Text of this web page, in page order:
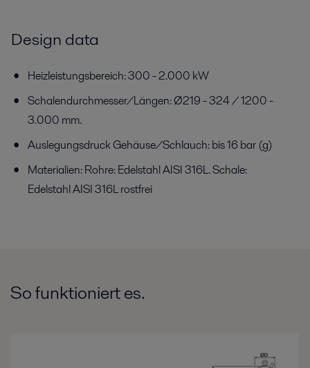
Design data
Heizleistungsbereich: 300 - 2.000 kW
Schalendurchmesser/Längen: Ø219 - 324 / 1200 -
3.000 mm.
Auslegungsdruck Gehäuse/Schlauch: bis 16 bar (g)
Materialien: Rohre: Edelstahl AISI 316L. Schale:
Edelstahl AISI 316L rostfrei
So funktioniert es.